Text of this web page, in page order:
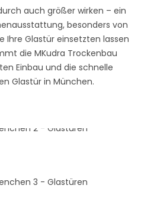
auch größer wirken – ein
besonders von
Ihre Glastür einsetzten lassen
die MKudra Trockenbau
Einbau und die schnelle
Glastür in München.